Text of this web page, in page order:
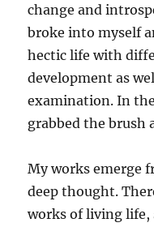
change and
broke into myself
hectic life with
development as
examination. In
grabbed the brush
My works emerge
deep thought.
works of living